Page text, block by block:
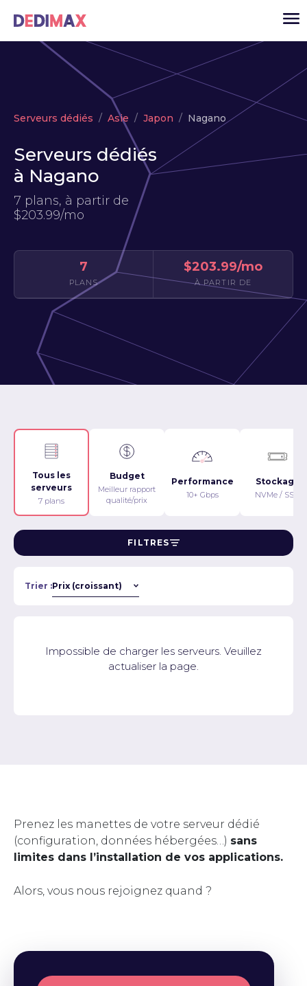
VPS
Serveurs dédiés
USD▾
MON ESPACE
Serveurs dédiés Asie Japon Nagano
Serveurs dédiés
à Nagano
7 plans, à partir de
$203.99/mo
7
PLANS
$203.99/mo
À PARTIR DE
Tous les
serveurs
7 plans
Budget
Meilleur rapport
qualité/prix
Performance
10+ Gbps
Stockage
NVMe / SSD
FILTRES
Trier :
Impossible de charger les serveurs. Veuillez
actualiser la page.
Prenez les manettes de votre serveur dédié
(configuration, données hébergées…) sans
limites dans l’installation de vos applications.
Alors, vous nous rejoignez quand ?